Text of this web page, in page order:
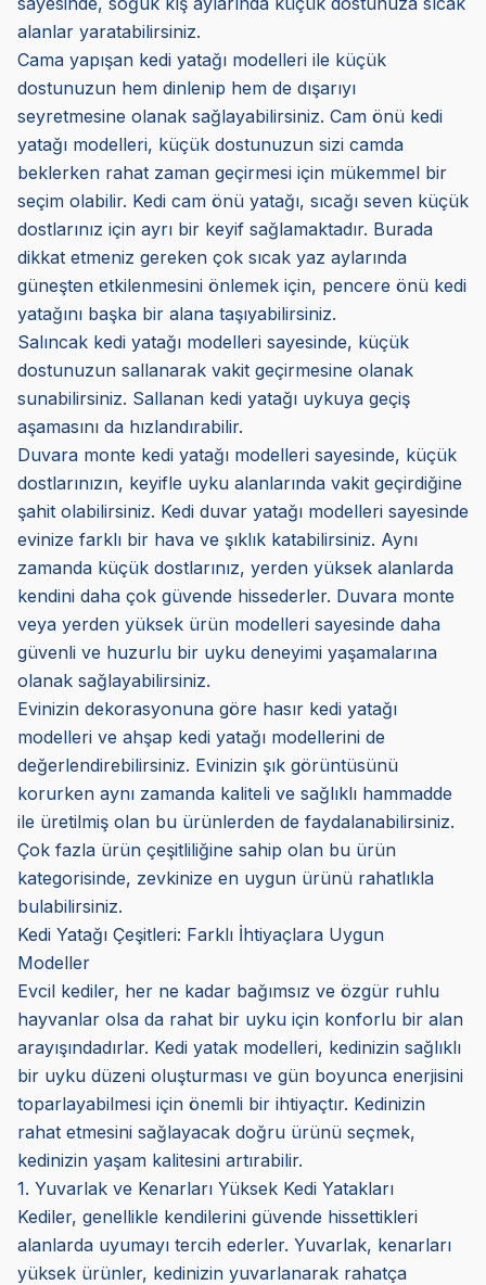
alanlar yaratabilirsiniz.
Cama yapışan kedi yatağı modelleri ile küçük
dostunuzun hem dinlenip hem de dışarıyı
seyretmesine olanak sağlayabilirsiniz. Cam önü kedi
yatağı modelleri, küçük dostunuzun sizi camda
beklerken rahat zaman geçirmesi için mükemmel bir
seçim olabilir. Kedi cam önü yatağı, sıcağı seven küçük
dostlarınız için ayrı bir keyif sağlamaktadır. Burada
dikkat etmeniz gereken çok sıcak yaz aylarında
güneşten etkilenmesini önlemek için, pencere önü kedi
yatağını başka bir alana taşıyabilirsiniz.
Salıncak kedi yatağı modelleri sayesinde, küçük
dostunuzun sallanarak vakit geçirmesine olanak
sunabilirsiniz. Sallanan kedi yatağı uykuya geçiş
aşamasını da hızlandırabilir.
Duvara monte kedi yatağı modelleri sayesinde, küçük
dostlarınızın, keyifle uyku alanlarında vakit geçirdiğine
şahit olabilirsiniz. Kedi duvar yatağı modelleri sayesinde
evinize farklı bir hava ve şıklık katabilirsiniz. Aynı
zamanda küçük dostlarınız, yerden yüksek alanlarda
kendini daha çok güvende hissederler. Duvara monte
veya yerden yüksek ürün modelleri sayesinde daha
güvenli ve huzurlu bir uyku deneyimi yaşamalarına
olanak sağlayabilirsiniz.
Evinizin dekorasyonuna göre hasır kedi yatağı
modelleri ve ahşap kedi yatağı modellerini de
değerlendirebilirsiniz. Evinizin şık görüntüsünü
korurken aynı zamanda kaliteli ve sağlıklı hammadde
ile üretilmiş olan bu ürünlerden de faydalanabilirsiniz.
Çok fazla ürün çeşitliliğine sahip olan bu ürün
kategorisinde, zevkinize en uygun ürünü rahatlıkla
bulabilirsiniz.
Kedi Yatağı Çeşitleri: Farklı İhtiyaçlara Uygun
Modeller
Evcil kediler, her ne kadar bağımsız ve özgür ruhlu
hayvanlar olsa da rahat bir uyku için konforlu bir alan
arayışındadırlar. Kedi yatak modelleri, kedinizin sağlıklı
bir uyku düzeni oluşturması ve gün boyunca enerjisini
toparlayabilmesi için önemli bir ihtiyaçtır. Kedinizin
rahat etmesini sağlayacak doğru ürünü seçmek,
kedinizin yaşam kalitesini artırabilir.
1. Yuvarlak ve Kenarları Yüksek Kedi Yatakları
Kediler, genellikle kendilerini güvende hissettikleri
alanlarda uyumayı tercih ederler. Yuvarlak, kenarları
yüksek ürünler, kedinizin yuvarlanarak rahatça